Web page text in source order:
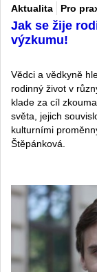
Aktualita Pro
Jak se žije
výzkumu!
Vědci a vědkyně
rodinný život v
klade za cíl
světa, jejich
kulturními
Štěpánková.